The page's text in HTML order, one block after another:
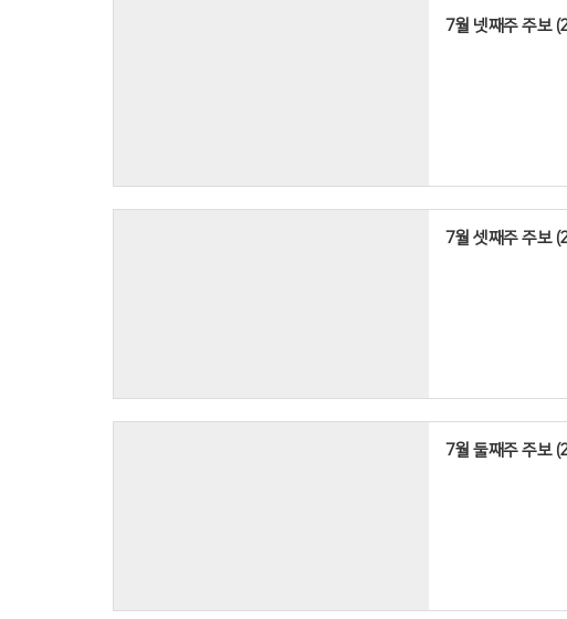
7월 넷째주 주보
7월 셋째주 주보
7월 둘째주 주보